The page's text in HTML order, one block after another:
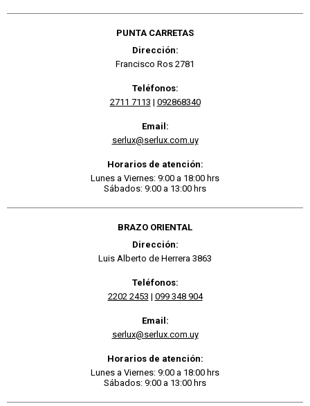
PUNTA CARRETAS
Dirección:
Francisco Ros 2781
Teléfonos:
2711 7113 | 092868340
Email:
serlux@serlux.com.uy
Horarios de atención:
Lunes a Viernes: 9:00 a 18:00 hrs
Sábados: 9:00 a 13:00 hrs
BRAZO ORIENTAL
Dirección:
Luis Alberto de Herrera 3863
Teléfonos:
2202 2453 | 099 348 904
Email:
serlux@serlux.com.uy
Horarios de atención:
Lunes a Viernes: 9:00 a 18:00 hrs
Sábados: 9:00 a 13:00 hrs